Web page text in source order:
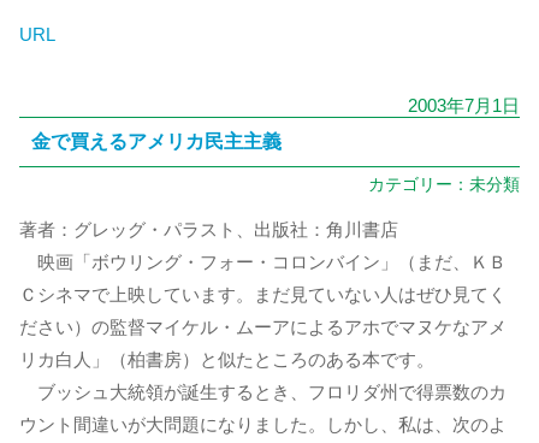
URL
2003年7月1日
金で買えるアメリカ民主主義
カテゴリー： 未分類
著者：グレッグ・パラスト、出版社：角川書店
映画「ボウリング・フォー・コロンバイン」（まだ、ＫＢ
Ｃシネマで上映しています。まだ見ていない人はぜひ見てく
ださい）の監督マイケル・ムーアによるアホでマヌケなアメ
リカ白人」（柏書房）と似たところのある本です。
ブッシュ大統領が誕生するとき、フロリダ州で得票数のカ
ウント間違いが大問題になりました。しかし、私は、次のよ